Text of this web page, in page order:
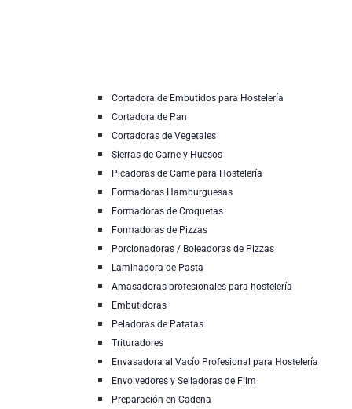
Cortadora de Embutidos para Hostelería
Cortadora de Pan
Cortadoras de Vegetales
Sierras de Carne y Huesos
Picadoras de Carne para Hostelería
Formadoras Hamburguesas
Formadoras de Croquetas
Formadoras de Pizzas
Porcionadoras / Boleadoras de Pizzas
Laminadora de Pasta
Amasadoras profesionales para hostelería
Embutidoras
Peladoras de Patatas
Trituradores
Envasadora al Vacío Profesional para Hostelería
Envolvedores y Selladoras de Film
Preparación en Cadena